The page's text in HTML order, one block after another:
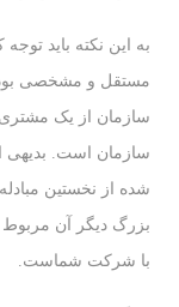
مستقل و مشخصی
سازمان از یک
سازمان است. بدیهی
شده از نخستین
بزرگ دیگر آن مربوط
با شرکت شماست.